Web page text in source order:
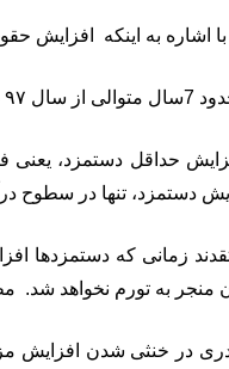
با اشاره به اینکه
شده است؟
دستمزد، تنها در سطوح
زمانی که دستمزدها
منجر به تورم نخواهد شد.